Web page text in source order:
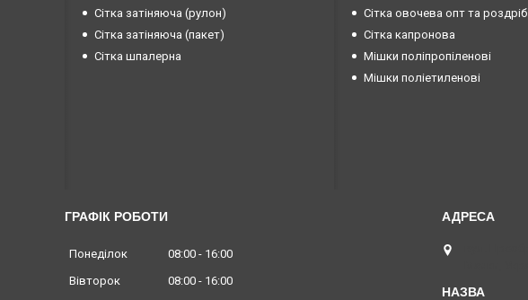
Сітка затіняюча (рулон)
Сітка затіняюча (пакет)
Сітка шпалерна
Сітка овочева опт та роздріб
Сітка капронова
Мішки поліпропіленові
Мішки поліетиленові
ГРАФІК РОБОТИ
Понеділок 08:00
16:00
Вівторок
08:00
16:00